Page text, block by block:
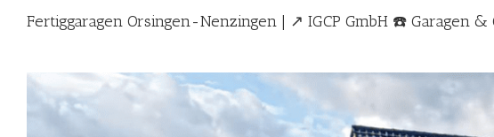
Fertiggaragen Orsingen-Nenzingen | ↗️ IGCP GmbH ☎️ Garagen &